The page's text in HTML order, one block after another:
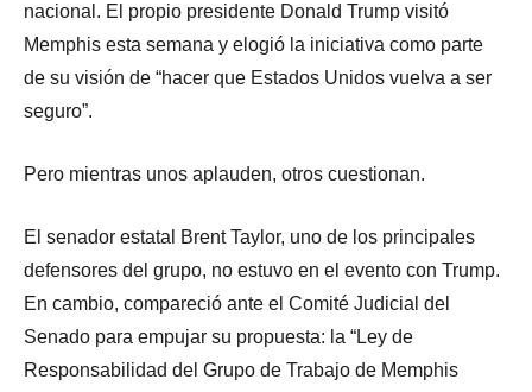
nacional. El propio presidente Donald Trump visitó
Memphis esta semana y elogió la iniciativa como parte
de su visión de “hacer que Estados Unidos vuelva a ser
seguro”.
Pero mientras unos aplauden, otros cuestionan.
El senador estatal Brent Taylor, uno de los principales
defensores del grupo, no estuvo en el evento con Trump.
En cambio, compareció ante el Comité Judicial del
Senado para empujar su propuesta: la “Ley de
Responsabilidad del Grupo de Trabajo de Memphis